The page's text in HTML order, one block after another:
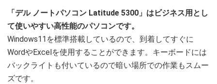
「デル ノートパソコン Latitude 5300」はビジネス用とし
て使いやすい高性能のパソコンです。
Windows11を標準搭載しているので、到着してすぐに
WordやExcelを使用することができます。キーボードには
バックライトも付いているので暗い場所での作業もスムー
ズです。